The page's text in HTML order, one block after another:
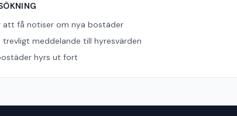
att få notiser om nya bostäder
meddelande till hyresvärden
hyrs ut fort